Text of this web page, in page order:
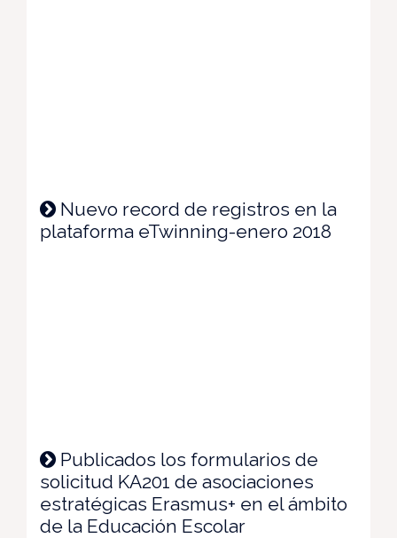
Nuevo record de registros en la
plataforma eTwinning-enero 2018
Publicados los formularios de
solicitud KA201 de asociaciones
estratégicas Erasmus+ en el ámbito
de la Educación Escolar